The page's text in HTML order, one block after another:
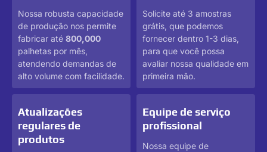
Nossa robusta capacidade
de produção nos permite
fabricar até 800,000
palhetas por mês,
atendendo demandas de
alto volume com facilidade.
Solicite até 3 amostras
grátis, que podemos
fornecer dentro 1-3 dias,
para que você possa
avaliar nossa qualidade em
primeira mão.
Atualizações
regulares de
produtos
Equipe de serviço
profissional
Nossa equipe de